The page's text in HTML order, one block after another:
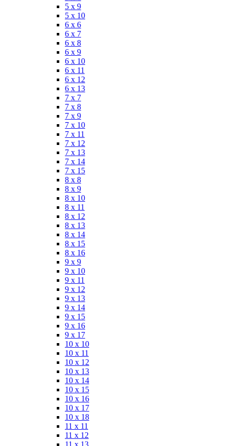
5 x 9
5 x 10
6 x 6
6 x 7
6 x 8
6 x 9
6 x 10
6 x 11
6 x 12
6 x 13
7 x 7
7 x 8
7 x 9
7 x 10
7 x 11
7 x 12
7 x 13
7 x 14
7 x 15
8 x 8
8 x 9
8 x 10
8 x 11
8 x 12
8 x 13
8 x 14
8 x 15
8 x 16
9 x 9
9 x 10
9 x 11
9 x 12
9 x 13
9 x 14
9 x 15
9 x 16
9 x 17
10 x 10
10 x 11
10 x 12
10 x 13
10 x 14
10 x 15
10 x 16
10 x 17
10 x 18
11 x 11
11 x 12
11 x 13